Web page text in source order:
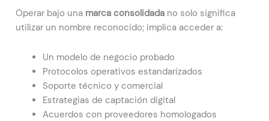
Operar bajo una marca consolidada no solo significa
utilizar un nombre reconocido; implica acceder a:
Un modelo de negocio probado
Protocolos operativos estandarizados
Soporte técnico y comercial
Estrategias de captación digital
Acuerdos con proveedores homologados